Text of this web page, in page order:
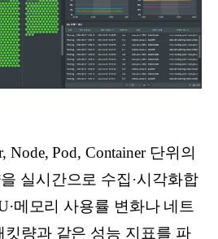
Node, Pod, Container 단위의
실시간으로 수집·시각화합
메모리 사용률 변화나 네트
킷량과 같은 성능 지표를 파